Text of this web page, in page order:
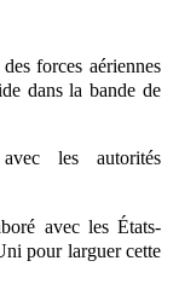
forces aériennes
dans la bande de
les autorités
avec les États-
pour larguer cette